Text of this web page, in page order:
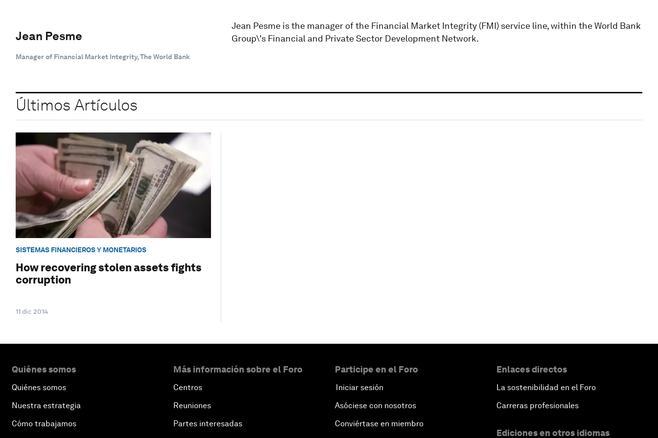
Jean Pesme
Manager of Financial Market Integrity, The World Bank
Jean Pesme is the manager of the Financial Market Integrity (FMI) service line, within the World Bank
Group\'s Financial and Private Sector Development Network.
Últimos Artículos
SISTEMAS FINANCIEROS Y MONETARIOS
How recovering stolen assets fights
corruption
11 dic 2014
Quiénes somos
Quiénes somos
Nuestra estrategia
Cómo trabajamos
Más información sobre el Foro
Centros
Reuniones
Partes interesadas
Participe en el Foro
Iniciar sesión
Asóciese con nosotros
Conviértase en miembro
Enlaces directos
La sostenibilidad en el Foro
Carreras profesionales
Ediciones en otros idiomas